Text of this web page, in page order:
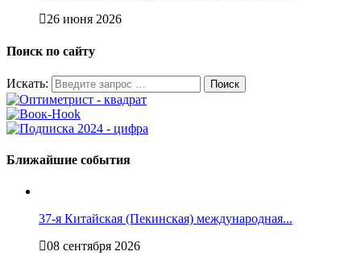
26 июня 2026
Поиск по сайту
Искать:
Ближайшие события
37-я Китайская (Пекинская) международная...
08 сентября 2026